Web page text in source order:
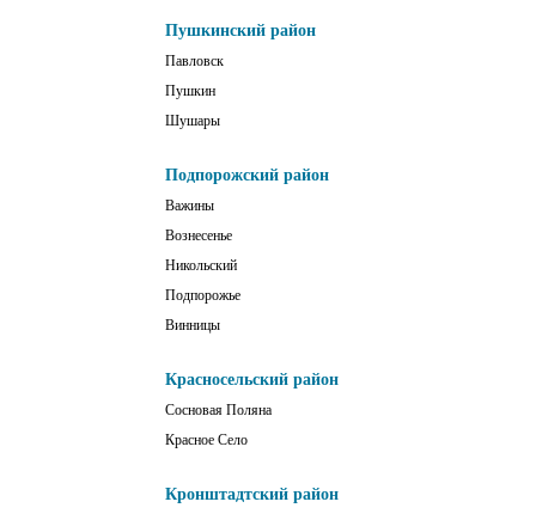
Пушкинский район
Павловск
Пушкин
Шушары
Подпорожский район
Важины
Вознесенье
Никольский
Подпорожье
Винницы
Красносельский район
Сосновая Поляна
Красное Село
Кронштадтский район